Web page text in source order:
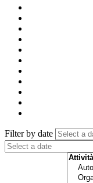
Filter by date